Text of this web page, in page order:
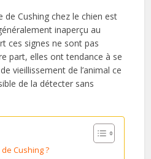
Cushing chez le chien est
inaperçu au
ces signes ne sont pas
part, elles ont tendance à se
vieillissement de l’animal ce
de la détecter sans
Cushing ?